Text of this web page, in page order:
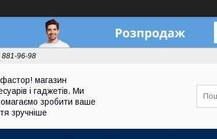
881-96-98
магазин
і гаджетів. Ми
зробити ваше
зручніше